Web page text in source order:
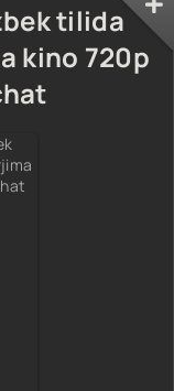
tilida
kino 720p